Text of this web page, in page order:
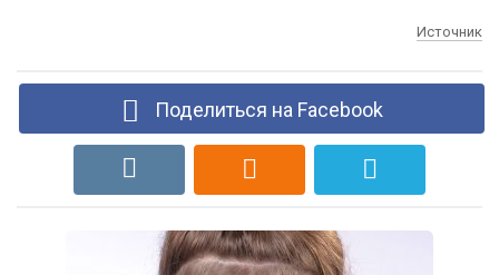
Источник
Поделиться на Facebook